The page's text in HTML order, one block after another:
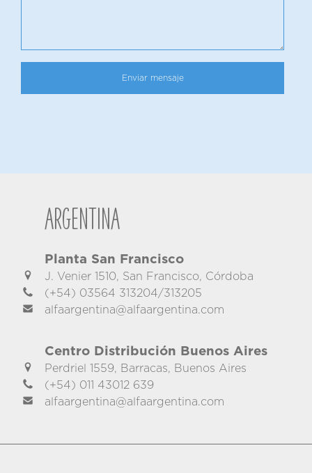
Argentina
Planta San Francisco
J. Venier 1510, San Francisco, Córdoba
(+54) 03564 313204/313205
alfaargentina@alfaargentina.com
Centro Distribución Buenos Aires
Perdriel 1559, Barracas, Buenos Aires
(+54) 011 43012 639
alfaargentina@alfaargentina.com